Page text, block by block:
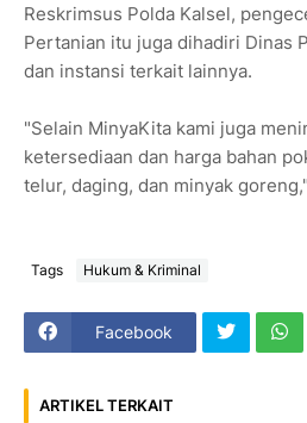
Reskrimsus Polda Kalsel,
Pertanian itu juga dihadiri Dinas
dan instansi terkait lainnya.
"Selain MinyaKita kami juga
ketersediaan dan harga bahan
telur, daging, dan minyak
Tags Hukum & Kriminal
Facebook
ARTIKEL TERKAIT